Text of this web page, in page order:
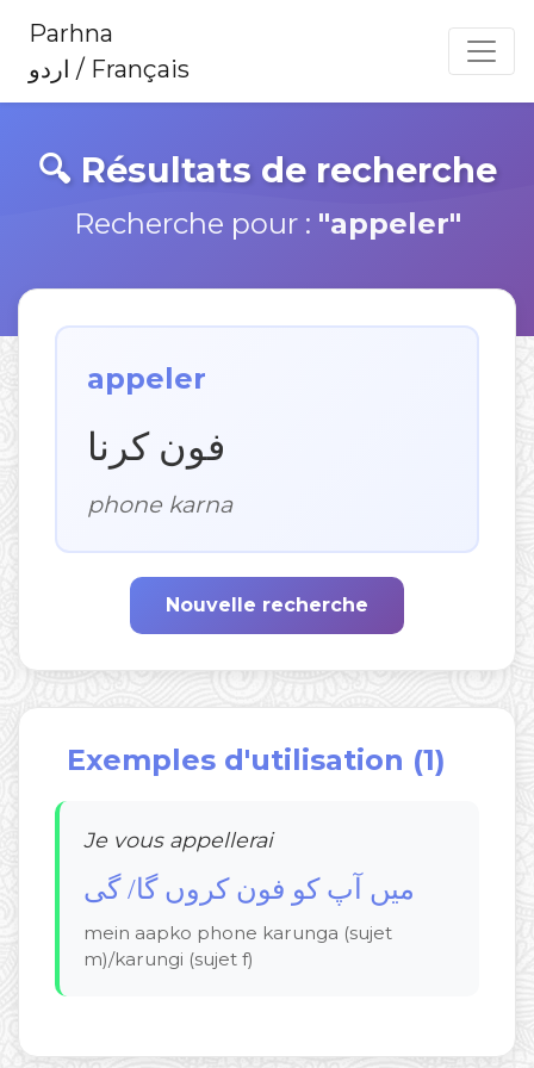
Parhna
اردو / Français
🔍 Résultats de recherche
Recherche pour : "appeler"
appeler
فون کرنا
phone karna
Nouvelle recherche
Exemples d'utilisation (1)
Je vous appellerai
میں آپ کو فون کروں گا/ گی
mein aapko phone karunga (sujet
m)/karungi (sujet f)